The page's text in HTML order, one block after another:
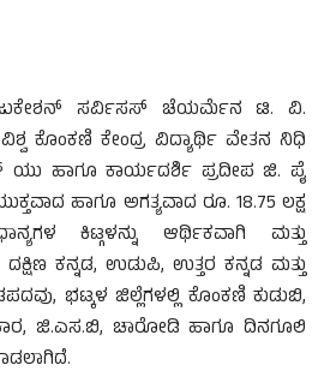
ಸರ್ವಿಸಸ್ ಚೆಯರ್ಮೆನ ಟಿ. ವಿ.
ಕೊಂಕಣಿ ಕೇಂದ್ರ ವಿದ್ಯಾರ್ಥಿ ವೇತನ ನಿಧಿ
ಯು ಹಾಗೂ ಕಾರ್ಯದರ್ಶಿ ಪ್ರದೀಪ ಜಿ. ಪೈ
ಹಾಗೂ ಅಗತ್ಯವಾದ ರೂ. 18.75 ಲಕ್ಷ
ಕಿಟ್ಗಳನ್ನು ಆರ್ಥಿಕವಾಗಿ ಮತ್ತು
ಕನ್ನಡ, ಉಡುಪಿ, ಉತ್ತರ ಕನ್ನಡ ಮತ್ತು
ಭಟ್ಕಳ ಜಿಲ್ಲೆಗಳಲ್ಲಿ ಕೊಂಕಣಿ ಕುಡುಬಿ,
ಜಿ.ಎಸ.ಬಿ, ಚಾರೋಡಿ ಹಾಗೂ ದಿನಗೂಲಿ